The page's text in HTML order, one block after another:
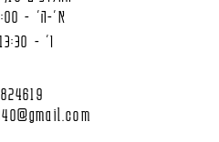
א'-ה' - 8:30-16:00
ו' - 8:30-13:30